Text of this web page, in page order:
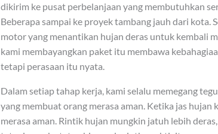
dikirim ke pusat perbelanjaan yang membutuhkan
Beberapa sampai ke proyek tambang jauh dari kota.
motor yang menantikan hujan deras untuk kembali
kami membayangkan paket itu membawa
tetapi perasaan itu nyata.
Dalam setiap tahap kerja, kami selalu memegang
yang membuat orang merasa aman. Ketika jas hujan
merasa aman. Rintik hujan mungkin jatuh lebih